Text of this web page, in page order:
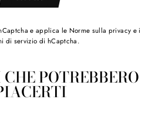
e applica le Norme sulla privacy e i
di servizio di hCaptcha.
POTREBBERO